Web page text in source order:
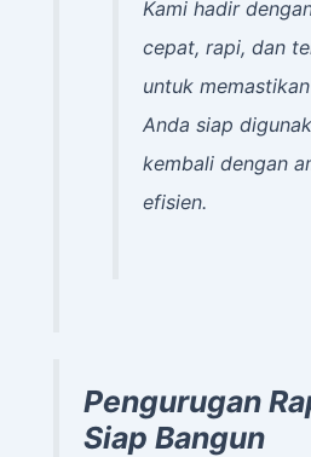
Kami hadir
cepat, rapi, dan
untuk
Anda siap
kembali dengan
efisien.
Pengurugan
Siap Bangun